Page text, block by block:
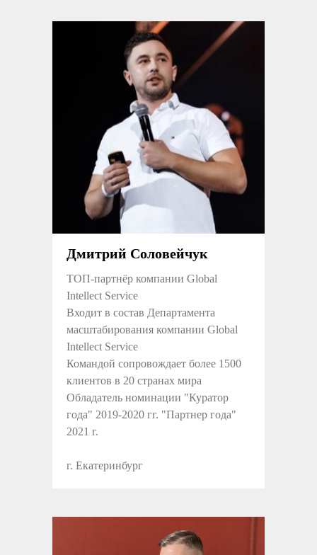
Дмитрий Соловейчук
ТОП-партнёр компании Global
Intellect Service
Входит в состав Департамента
масштабирования компании Global
Intellect Service
Командой сопровождает более 1500
клиентов в 20 странах мира
Обладатель номинации "Куратор
года" 2019-2020 гг. "Партнер года"
2021 г.
г. Екатеринбург